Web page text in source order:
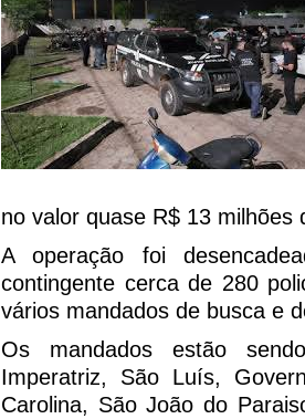
no valor quase R$ 13 milhões
A operação foi
contingente cerca de 280
vários mandados de busca e
Os mandados estão
Imperatriz, São Luís,
Carolina, São João do